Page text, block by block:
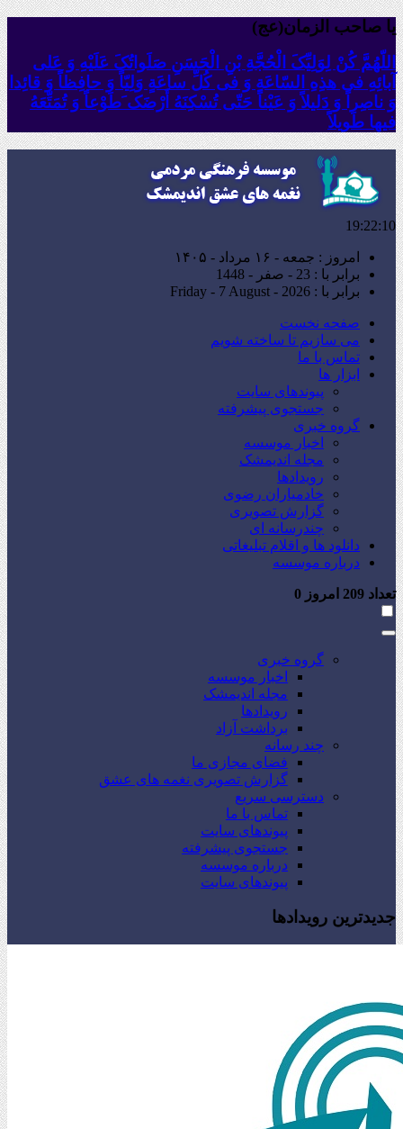
یا صاحب الزمان(عج)
اللّهُمَّ کُنْ لِوَلِیِّکَ الْحُجَّةِ بْنِ الْحَسَنِ صَلَواتُکَ عَلَیْهِ وَ عَلى
آبائِهِ فی هذِهِ السّاعَةِ وَ فی کُلِّ ساعَةٍ وَلِیّاً وَ حافِظاً وَ قائِدا
‏وَ ناصِراً وَ دَلیلاً وَ عَیْناً حَتّى تُسْکِنَهُ أَرْضَک َطَوْعاً وَ تُمَتِّعَهُ
فیها طَویلاً
19:22:11
امروز : جمعه - ۱۶ مرداد - ۱۴۰۵
برابر با : 23 - صفر - 1448
برابر با : Friday - 7 August - 2026
صفحه نخست
می سازیم تا ساخته شویم
تماس با ما
ابزار ها
پیوندهای سایت
جستجوی پیشرفته
گروه خبری
اخبار موسسه
مجله اندیمشک
رویدادها
خادمیاران رضوی
گزارش تصویری
چندرسانه ای
دانلود ها و اقلام تبلیغاتی
درباره موسسه
تعداد امروز 0
گروه خبری
اخبار موسسه
مجله اندیمشک
رویدادها
برداشت آزاد
چند رسانه
فضای مجازی ما
گزارش تصویری نغمه های عشق
دسترسی سریع
تماس با ما
پیوندهای سایت
جستجوی پیشرفته
درباره موسسه
پیوندهای سایت
جدیدترین رویدادها